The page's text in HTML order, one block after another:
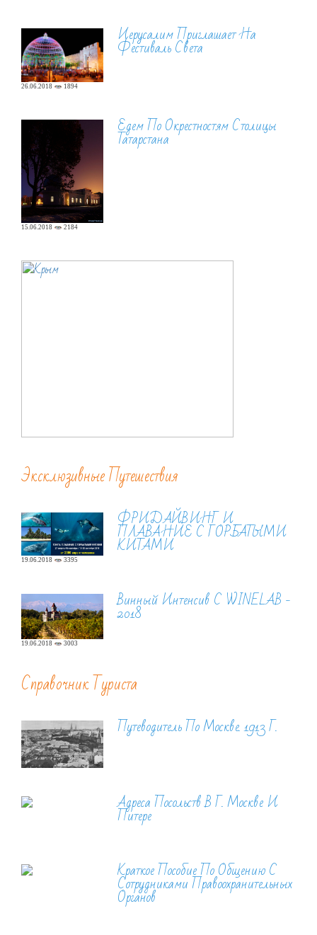
26.06.2018 1894
Иерусалим Приглашает На
Фестиваль Света
15.06.2018 2184
Едем По Окрестностям Столицы
Татарстана
Эксклюзивные Путешествия
19.06.2018 3395
ФРИДАЙВИНГ И
ПЛАВАНИЕ С ГОРБАТЫМИ
КИТАМИ
19.06.2018 3003
Винный Интенсив С WINELAB -
2018
Справочник Туриста
Путеводитель По Москве. 1913 Г.
Адреса Посольств В Г. Москве И
Питере
Краткое Пособие По Общению С
Сотрудниками Правоохранительных
Органов